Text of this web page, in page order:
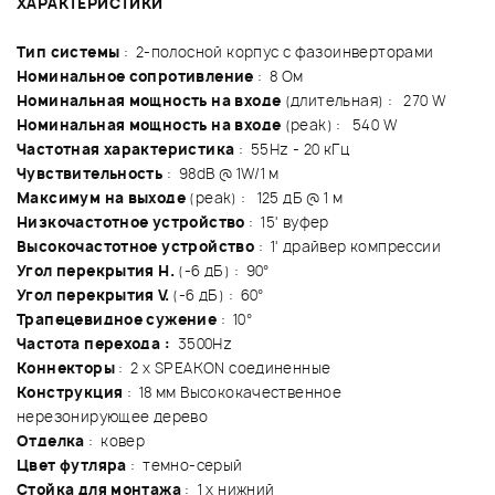
Тип системы : 2-полосной корпус с фазоинверторами
Номинальное сопротивление : 8 Ом
Номинальная мощность на входе (длительная) : 270 W
Номинальная мощность на входе (peak) : 540 W
Частотная характеристика : 55Hz - 20 кГц
Чувствительность : 98dB @ 1W/1 м
Максимум на выходе (peak) : 125 дБ @ 1 м
Низкочастотное устройство : 15' вуфер
Высокочастотное устройство : 1' драйвер компрессии
Угол перекрытия H. (-6 дБ) : 90°
Угол перекрытия V. (-6 дБ) : 60°
Трапецевидное сужение : 10°
Частота перехода : 3500Hz
Коннекторы: 2 x SPEAKON соединенные
Конструкция : 18 мм Высококачественное
нерезонирующее дерево
Отделка : ковер
Цвет футляра : темно-серый
Стойка для монтажа : 1 x нижний